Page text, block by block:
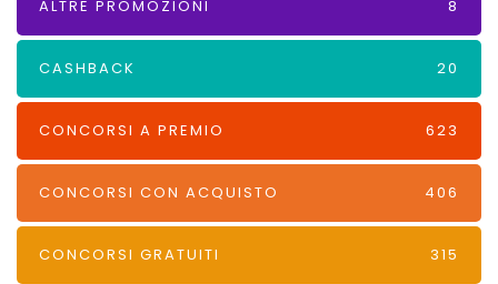
ALTRE PROMOZIONI 8
CASHBACK 20
CONCORSI A PREMIO 623
CONCORSI CON ACQUISTO 406
CONCORSI GRATUITI 315